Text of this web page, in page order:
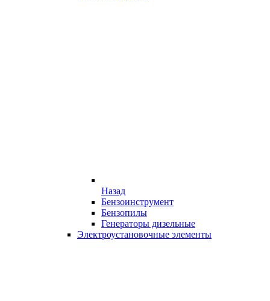
Назад
Бензоинструмент
Бензопилы
Генераторы дизельные
Электроустановочные элементы